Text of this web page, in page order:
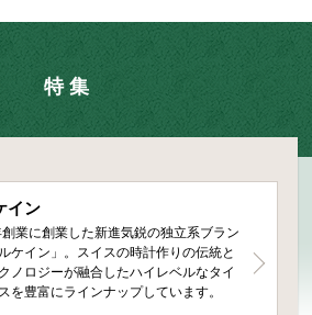
特 集
イン
業に創業した新進気鋭の独立系ブラン
ケイン」。スイスの時計作りの伝統と
ノロジーが融合したハイレベルなタイ
を豊富にラインナップしています。